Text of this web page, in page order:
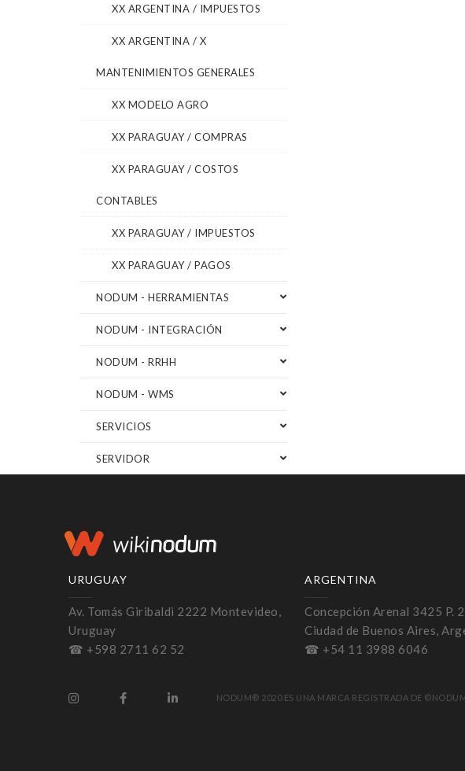
XX ARGENTINA / IMPUESTOS
XX ARGENTINA / X
MANTENIMIENTOS GENERALES
XX MODELO AGRO
XX PARAGUAY / COMPRAS
XX PARAGUAY / COSTOS
CONTABLES
XX PARAGUAY / IMPUESTOS
XX PARAGUAY / PAGOS
NODUM - HERRAMIENTAS
NODUM - INTEGRACIÓN
NODUM - RRHH
NODUM - WMS
SERVICIOS
SERVIDOR
URUGUAY
Av. Tomás Giribaldi 2222 Montevideo,
Uruguay
☎ +598 2711 62 52
ARGENTINA
Concepción Arenal 3425 P.
Ciudad de Buenos Aires,
☎ +54 11 3988 6046
NODUM® 2020 ES UNA MARCA REGISTRADA DE